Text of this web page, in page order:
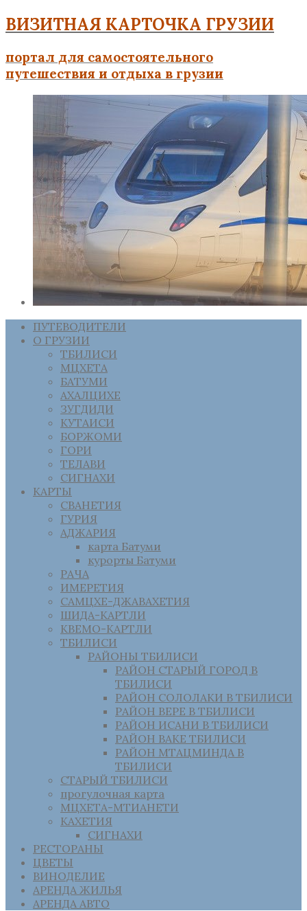
ВИЗИТНАЯ КАРТОЧКА ГРУЗИИ
портал для самостоятельного
путешествия и отдыха в грузии
ПУТЕВОДИТЕЛИ
О ГРУЗИИ
ТБИЛИСИ
МЦХЕТА
БАТУМИ
АХАЛЦИХЕ
ЗУГДИДИ
КУТАИСИ
БОРЖОМИ
ГОРИ
ТЕЛАВИ
СИГНАХИ
КАРТЫ
СВАНЕТИЯ
ГУРИЯ
АДЖАРИЯ
карта Батуми
курорты Батуми
РАЧА
ИМЕРЕТИЯ
САМЦХЕ-ДЖАВАХЕТИЯ
ШИДА-КАРТЛИ
КВЕМО-КАРТЛИ
ТБИЛИСИ
РАЙОНЫ ТБИЛИСИ
РАЙОН СТАРЫЙ ГОРОД В
ТБИЛИСИ
РАЙОН СОЛОЛАКИ В ТБИЛИСИ
РАЙОН ВЕРЕ В ТБИЛИСИ
РАЙОН ИСАНИ В ТБИЛИСИ
РАЙОН ВАКЕ ТБИЛИСИ
РАЙОН МТАЦМИНДА В
ТБИЛИСИ
СТАРЫЙ ТБИЛИСИ
прогулочная карта
МЦХЕТА-МТИАНЕТИ
КАХЕТИЯ
СИГНАХИ
РЕСТОРАНЫ
ЦВЕТЫ
ВИНОДЕЛИЕ
АРЕНДА ЖИЛЬЯ
АРЕНДА АВТО